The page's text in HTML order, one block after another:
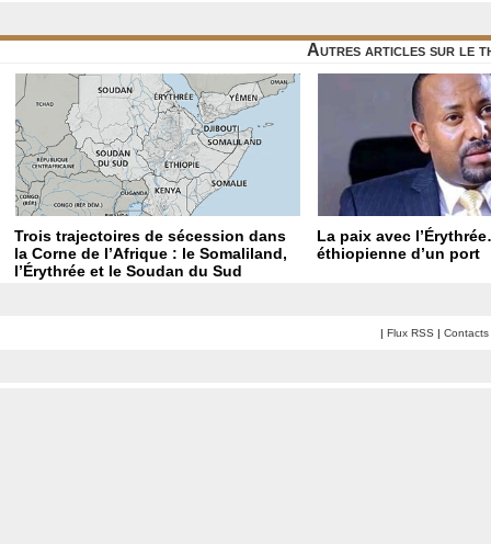
Autres articles sur le
Trois trajectoires de sécession dans
la Corne de l’Afrique : le Somaliland,
l’Érythrée et le Soudan du Sud
La paix avec
éthiopienne d’un port
| Flux RSS | Contacts